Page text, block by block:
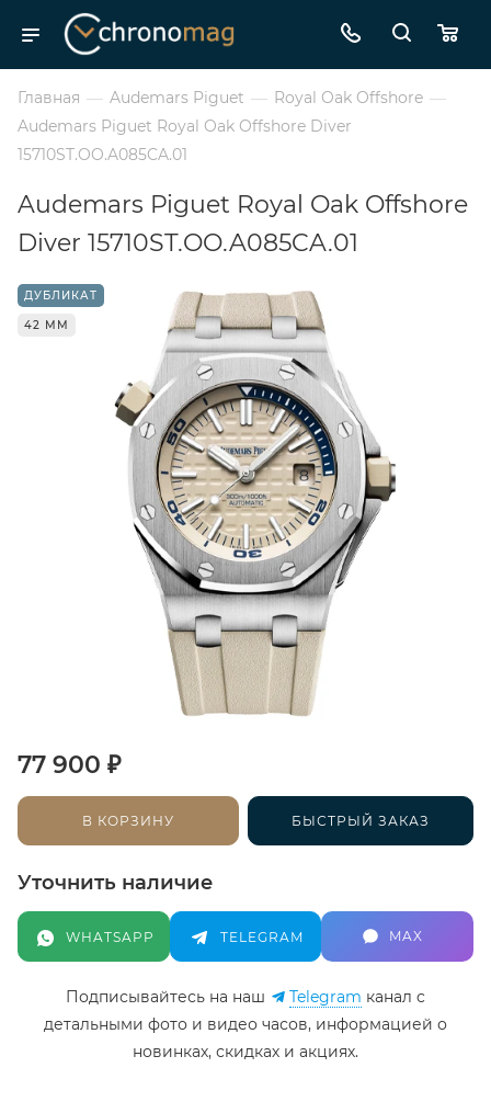
Главная — Audemars Piguet — Royal Oak Offshore —
Audemars Piguet Royal Oak Offshore Diver
15710ST.OO.A085CA.01
Audemars Piguet Royal Oak Offshore
Diver 15710ST.OO.A085CA.01
ДУБЛИКАТ
42 ММ
77 900 ₽
В КОРЗИНУ БЫСТРЫЙ ЗАКАЗ
Уточнить наличие
WHATSAPP TELEGRAM MAX
Подписывайтесь на наш Telegram канал c
детальными фото и видео часов, информацией о
новинках, скидках и акциях.